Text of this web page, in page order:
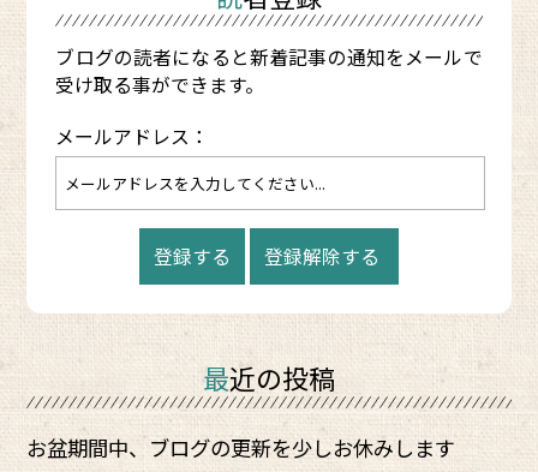
ブログの読者になると新着記事の通知をメールで
受け取る事ができます。
メールアドレス：
最近の投稿
お盆期間中、ブログの更新を少しお休みします